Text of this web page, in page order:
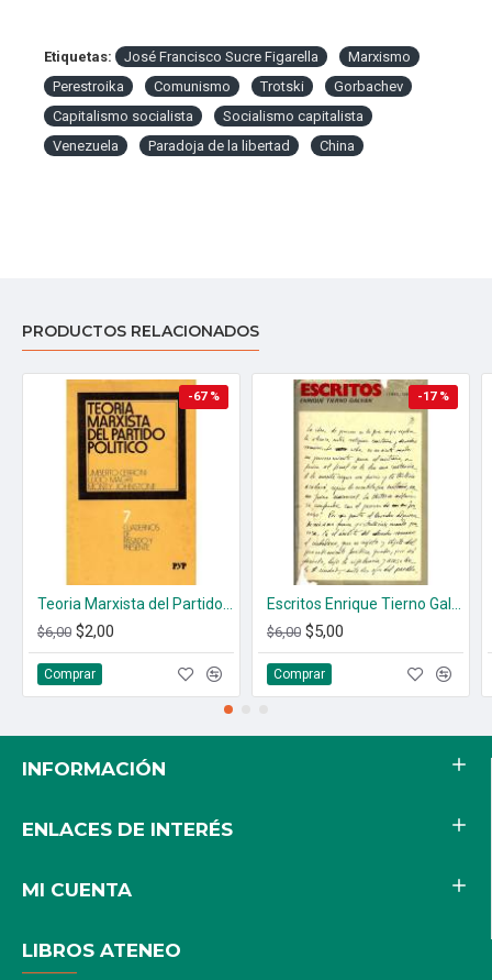
Etiquetas: José Francisco Sucre Figarella
Marxismo
Perestroika
Comunismo Trotski
Gorbachev
Capitalismo socialista
Socialismo capitalista
Venezuela
Paradoja de la libertad China
PRODUCTOS RELACIONADOS
-67 %
$6,00 $2,00
Comprar
-17 %
$6,00 $5,00
Comprar
INFORMACIÓN
ENLACES DE INTERÉS
MI CUENTA
LIBROS ATENEO